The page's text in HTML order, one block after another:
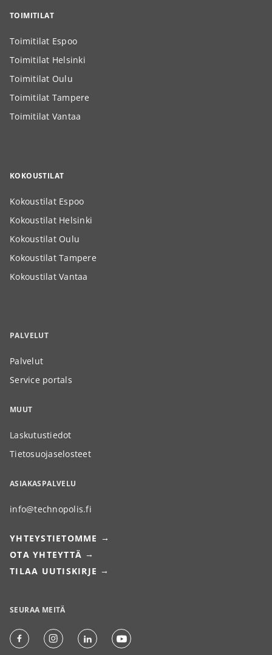
TOIMITILAT
Toimitilat Espoo
Toimitilat Helsinki
Toimitilat Oulu
Toimitilat Tampere
Toimitilat Vantaa
KOKOUSTILAT
Kokoustilat Espoo
Kokoustilat Helsinki
Kokoustilat Oulu
Kokoustilat Tampere
Kokoustilat Vantaa
PALVELUT
Palvelut
Service portals
MUUT
Laskutustiedot
Tietosuojaselosteet
ASIAKASPALVELU
info@technopolis.fi
YHTEYSTIETOMME
OTA YHTEYTTÄ
TILAA UUTISKIRJE
SEURAA MEITÄ